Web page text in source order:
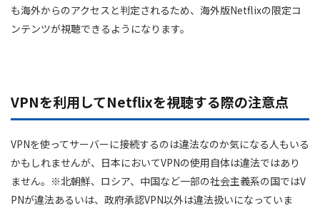
も海外からのアクセスと判定されるため、海外版Netflixの限定コ
ンテンツが視聴できるようになります。
VPNを利用してNetflixを視聴する際の注意点
VPNを使ってサーバーに接続するのは違法なのか気になる人もいる
かもしれませんが、日本においてVPNの使用自体は違法ではあり
ません。 ※北朝鮮、ロシア、中国など一部の社会主義系の国ではV
PNが違法あるいは、政府承認VPN以外は違法扱いになっていま